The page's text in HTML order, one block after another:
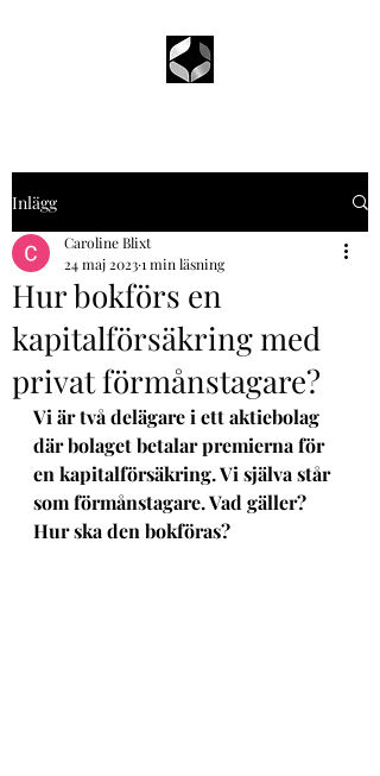
Inlägg
Hur bokförs en
kapitalförsäkring med
privat förmånstagare?
Caroline Blixt
24 maj 20231 min läsning
Vi är två delägare i ett aktiebolag
där bolaget betalar premierna för
en kapitalförsäkring. Vi själva står
som förmånstagare. Vad gäller?
Hur ska den bokföras?